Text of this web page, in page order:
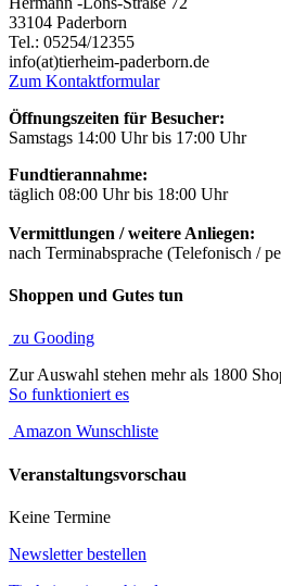
33104 Paderborn
Tel.: 05254/12355
info(at)tierheim-paderborn.de
Zum Kontaktformular
Öffnungszeiten für Besucher:
Samstags 14:00 Uhr bis 17:00 Uhr
Fundtierannahme:
täglich 08:00 Uhr bis 18:00 Uhr
Vermittlungen / weitere Anliegen:
nach Terminabsprache (Telefonisch /
Shoppen und Gutes tun
zu Gooding
Zur Auswahl stehen mehr als 1800
So funktioniert es
Amazon Wunschliste
Veranstaltungsvorschau
Keine Termine
Newsletter bestellen